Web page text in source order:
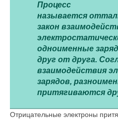
Процесс
называется
закон
одноименные
друг от друга.
взаимодействия
зарядов,
притягиваются
Отрицательные электроны